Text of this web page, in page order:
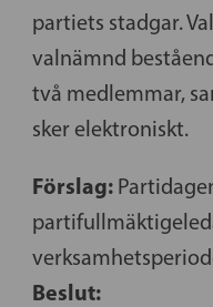
partiets stadgar.
valnämnd
två medlemmar,
sker elektroniskt.
Förslag:
Beslut: